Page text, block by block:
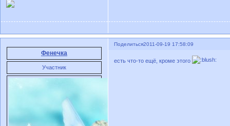
Поделиться2011-09-19 17:58:09
Фенечка
Участник
есть что-то ещё, кроме этого